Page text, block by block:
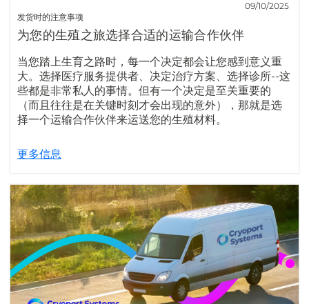
发货时的注意事项
09/10/2025
为您的生殖之旅选择合适的运输合作伙伴
当您踏上生育之路时，每一个决定都会让您感到意义重
大。选择医疗服务提供者、决定治疗方案、选择诊所--这
些都是非常私人的事情。但有一个决定是至关重要的
（而且往往是在关键时刻才会出现的意外），那就是选
择一个运输合作伙伴来运送您的生殖材料。
更多信息